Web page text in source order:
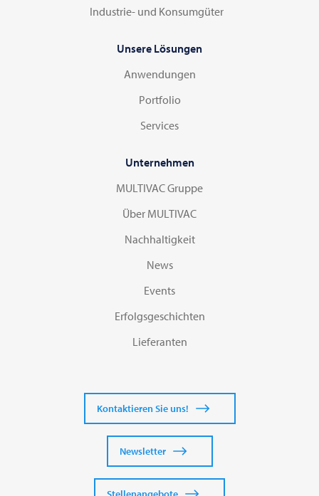
Industrie- und Konsumgüter
Unsere Lösungen
Anwendungen
Portfolio
Services
Unternehmen
MULTIVAC Gruppe
Über MULTIVAC
Nachhaltigkeit
News
Events
Erfolgsgeschichten
Lieferanten
Kontaktieren Sie uns!
Newsletter